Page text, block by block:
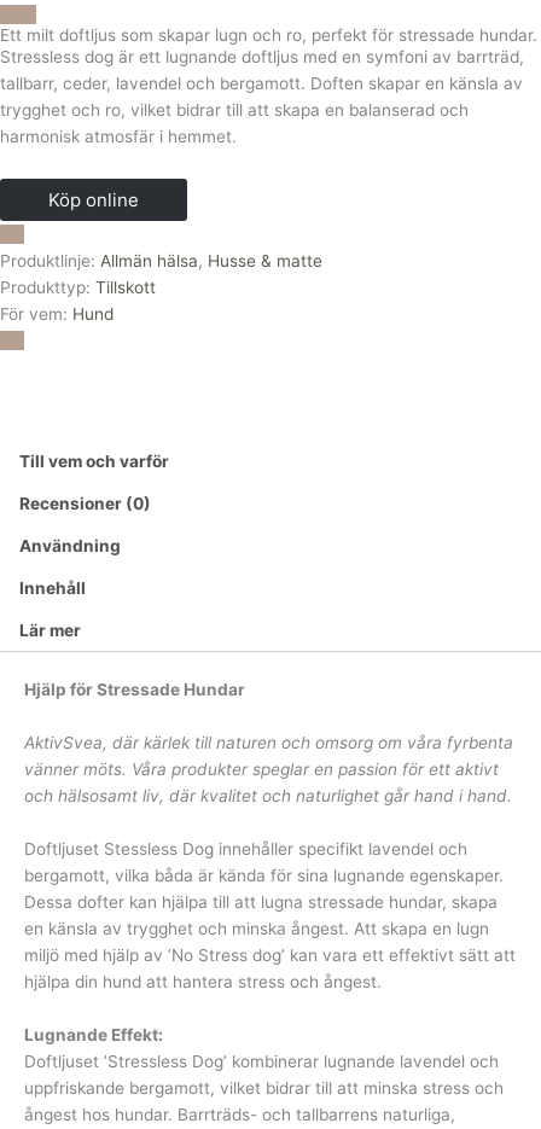
Ett milt doftljus som skapar lugn och ro, perfekt för stressade hundar.
Stressless dog är ett lugnande doftljus med en symfoni av barrträd,
tallbarr, ceder, lavendel och bergamott. Doften skapar en känsla av
trygghet och ro, vilket bidrar till att skapa en balanserad och
harmonisk atmosfär i hemmet.
Köp online
Produktlinje: Allmän hälsa, Husse & matte
Produkttyp: Tillskott
För vem: Hund
Till vem och varför
Recensioner (0)
Användning
Innehåll
Lär mer
Hjälp för Stressade Hundar
AktivSvea, där kärlek till naturen och omsorg om våra fyrbenta
vänner möts. Våra produkter speglar en passion för ett aktivt
och hälsosamt liv, där kvalitet och naturlighet går hand i hand.
Doftljuset Stessless Dog innehåller specifikt lavendel och
bergamott, vilka båda är kända för sina lugnande egenskaper.
Dessa dofter kan hjälpa till att lugna stressade hundar, skapa
en känsla av trygghet och minska ångest. Att skapa en lugn
miljö med hjälp av ’No Stress dog’ kan vara ett effektivt sätt att
hjälpa din hund att hantera stress och ångest.
Lugnande Effekt:
Doftljuset ’Stressless Dog’ kombinerar lugnande lavendel och
uppfriskande bergamott, vilket bidrar till att minska stress och
ångest hos hundar. Barrträds- och tallbarrens naturliga,